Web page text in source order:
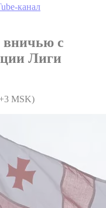
канал
вничью с
Лиги
MSK)